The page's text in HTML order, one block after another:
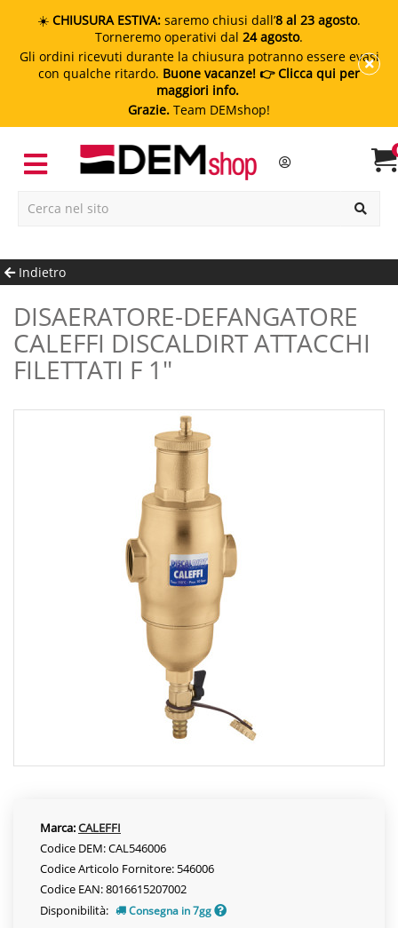
☀️ CHIUSURA ESTIVA: saremo chiusi dall’8 al 23 agosto.
Torneremo operativi dal 24 agosto.
Gli ordini ricevuti durante la chiusura potranno essere evasi
con qualche ritardo. Buone vacanze! 👉 Clicca qui per
maggiori info.
Grazie. Team DEMshop!
Indietro
DISAERATORE-DEFANGATORE
CALEFFI DISCALDIRT ATTACCHI
FILETTATI F 1"
Marca:CALEFFI
Codice DEM: CAL546006
Codice Articolo Fornitore: 546006
Codice EAN: 8016615207002
Disponibilità:
Consegna in 7gg